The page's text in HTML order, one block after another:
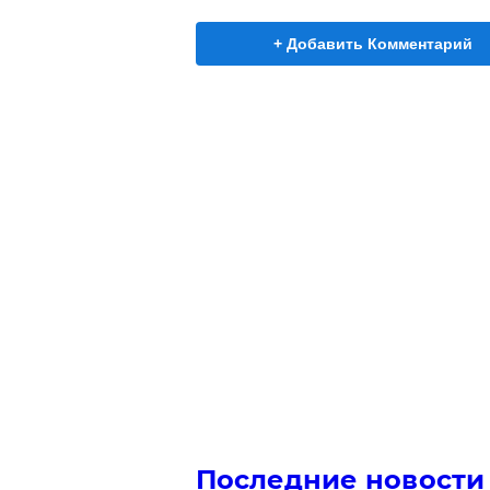
+ Добавить Комментарий
Последние новости